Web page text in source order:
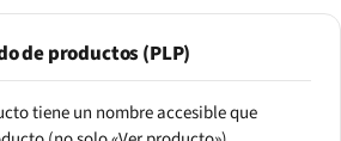
de productos (PLP)
tiene un nombre accesible que